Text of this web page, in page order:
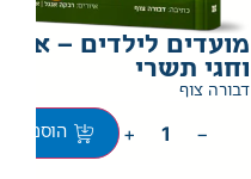
מועדים לילדים –
וחגי תשרי
דבורה צוף
−
+ הוספה